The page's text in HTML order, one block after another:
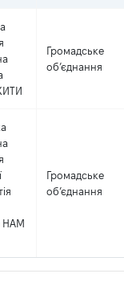
Громадське
об’єднання
НАМ
Громадське
об’єднання